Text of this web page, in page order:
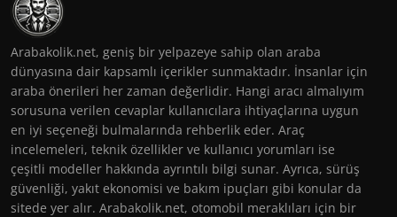
Arabakolik.net, geniş bir yelpazeye sahip olan araba
dünyasına dair kapsamlı içerikler sunmaktadır. İnsanlar için
araba önerileri her zaman değerlidir. Hangi aracı almalıyım
sorusuna verilen cevaplar kullanıcılara ihtiyaçlarına uygun
en iyi seçeneği bulmalarında rehberlik eder. Araç
incelemeleri, teknik özellikler ve kullanıcı yorumları ise
çeşitli modeller hakkında ayrıntılı bilgi sunar. Ayrıca, sürüş
güvenliği, yakıt ekonomisi ve bakım ipuçları gibi konular da
sitede yer alır. Arabakolik.net, otomobil meraklıları için bir